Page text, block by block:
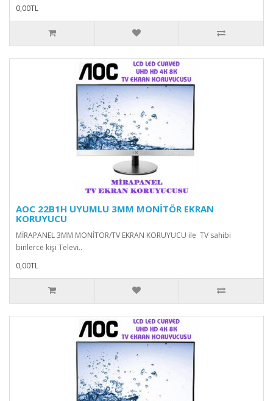
0,00TL
AOC 22B1H UYUMLU 3MM MONİTÖR EKRAN
KORUYUCU
MİRAPANEL 3MM MONİTÖR/TV EKRAN KORUYUCU ile TV sahibi
binlerce kişi Televi..
0,00TL